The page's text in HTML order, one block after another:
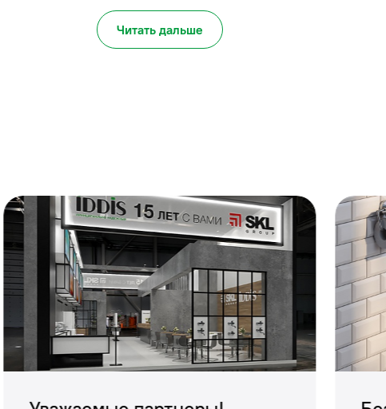
за удачный проект, особенно понравилось
и гостиную порталом в шпоне под орех», —
Читать дальше